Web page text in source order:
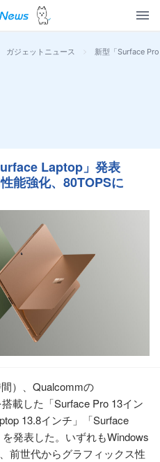
ガジェットニュース > 新型「Surface
Laptop」発表
能強化、80TOPSに
）、Qualcommの
載した「Surface Pro 13イン
13.8インチ」「Surface
発表した。いずれもWindows
前世代からグラフィックス性